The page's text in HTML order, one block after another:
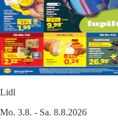
Lidl
Mo. 3.8. - Sa. 8.8.2026